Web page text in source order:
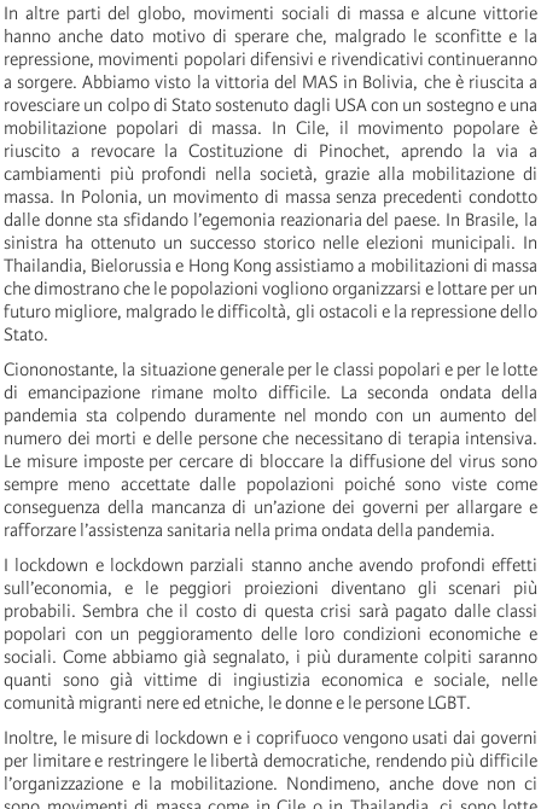
In altre parti del globo, movimenti sociali di massa e alcune vittorie
hanno anche dato motivo di sperare che, malgrado le sconfitte e la
repressione, movimenti popolari difensivi e rivendicativi continueranno
a sorgere. Abbiamo visto la vittoria del MAS in Bolivia, che è riuscita a
rovesciare un colpo di Stato sostenuto dagli USA con un sostegno e una
mobilitazione popolari di massa. In Cile, il movimento popolare è
riuscito a revocare la Costituzione di Pinochet, aprendo la via a
cambiamenti più profondi nella società, grazie alla mobilitazione di
massa. In Polonia, un movimento di massa senza precedenti condotto
dalle donne sta sfidando l’egemonia reazionaria del paese. In Brasile, la
sinistra ha ottenuto un successo storico nelle elezioni municipali. In
Thailandia, Bielorussia e Hong Kong assistiamo a mobilitazioni di massa
che dimostrano che le popolazioni vogliono organizzarsi e lottare per un
futuro migliore, malgrado le difficoltà, gli ostacoli e la repressione dello
Stato.
Ciononostante, la situazione generale per le classi popolari e per le lotte
di emancipazione rimane molto difficile. La seconda ondata della
pandemia sta colpendo duramente nel mondo con un aumento del
numero dei morti e delle persone che necessitano di terapia intensiva.
Le misure imposte per cercare di bloccare la diffusione del virus sono
sempre meno accettate dalle popolazioni poiché sono viste come
conseguenza della mancanza di un’azione dei governi per allargare e
rafforzare l’assistenza sanitaria nella prima ondata della pandemia.
I lockdown e lockdown parziali stanno anche avendo profondi effetti
sull’economia, e le peggiori proiezioni diventano gli scenari più
probabili. Sembra che il costo di questa crisi sarà pagato dalle classi
popolari con un peggioramento delle loro condizioni economiche e
sociali. Come abbiamo già segnalato, i più duramente colpiti saranno
quanti sono già vittime di ingiustizia economica e sociale, nelle
comunità migranti nere ed etniche, le donne e le persone LGBT.
Inoltre, le misure di lockdown e i coprifuoco vengono usati dai governi
per limitare e restringere le libertà democratiche, rendendo più difficile
l’organizzazione e la mobilitazione. Nondimeno, anche dove non ci